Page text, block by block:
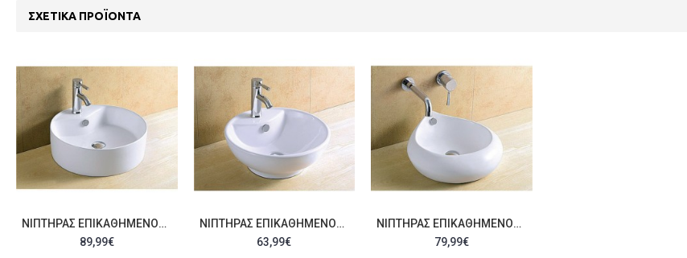
ΣΧΕΤΙΚΆ ΠΡΟΪΌΝΤΑ
ΝΙΠΤΉΡΑΣ ΕΠΙΚΑΘΉΜΕΝΟΣ FORMA 99CLS
89,99€
ΝΙΠΤΉΡΑΣ ΕΠΙΚΑΘΉΜΕΝΟΣ FLOWER 99CLS
63,99€
ΝΙΠΤΉΡΑΣ ΕΠΙΚΑΘΉΜΕΝΟΣ DROP 100CLS
79,99€